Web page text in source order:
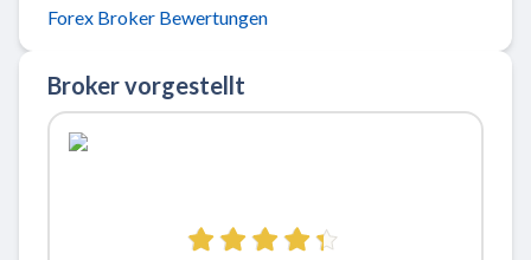
Forex Broker Bewertungen
Broker vorgestellt